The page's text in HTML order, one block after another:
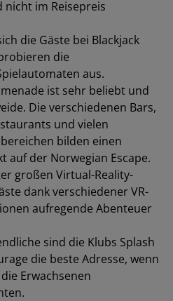
nicht im Reisepreis
die Gäste bei Blackjack
die
aus.
ist sehr beliebt und
Die verschiedenen Bars,
und vielen
bilden einen
auf der Norwegian Escape.
großen Virtual-Reality-
dank verschiedener VR-
aufregende Abenteuer
sind die Klubs Splash
die beste Adresse, wenn
Erwachsenen